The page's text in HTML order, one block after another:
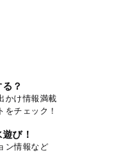
？
かけ情報満載
をチェック！
び！
ン情報など